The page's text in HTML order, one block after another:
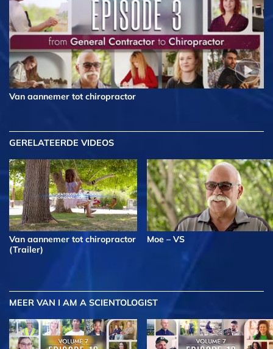
Van aannemer tot chiropractor
GERELATEERDE VIDEOS
Van aannemer tot chiropractor
(Trailer)
Moe – VS
MEER VAN I AM A SCIENTOLOGIST